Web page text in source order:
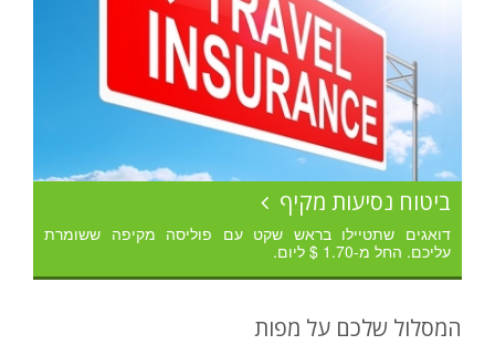
ביטוח נסיעות מקיף
דואגים שתטיילו בראש שקט עם פוליסה מקיפה ששומרת
עליכם. החל מ-1.70 $ ליום.
המסלול שלכם על מפות